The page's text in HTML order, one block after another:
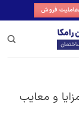
عاملیت فروش
و معایب